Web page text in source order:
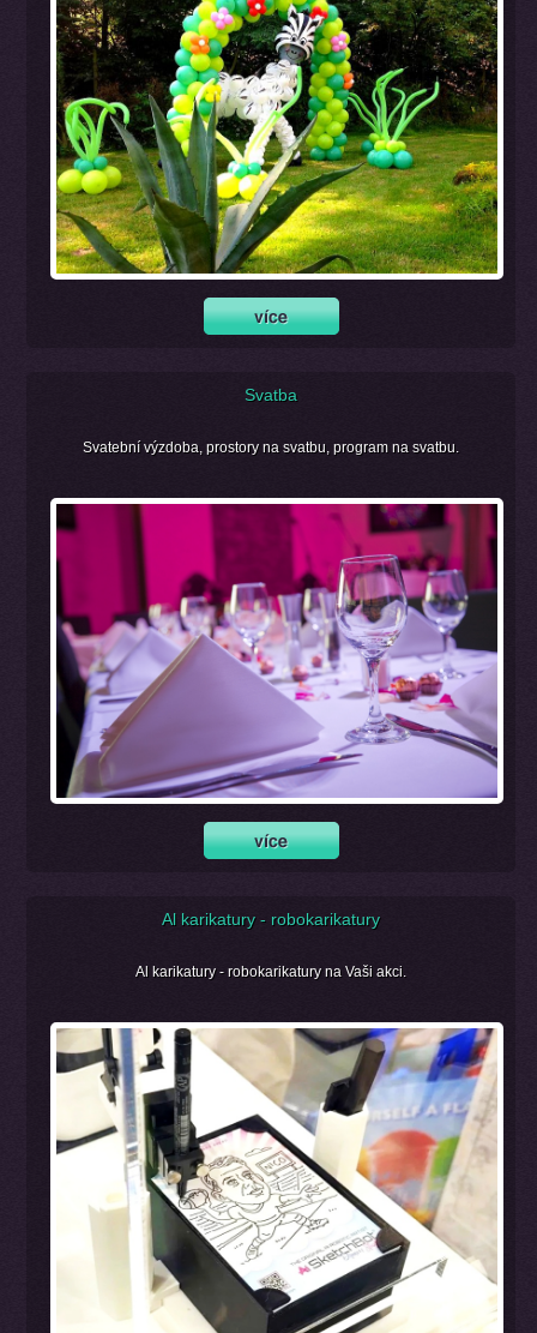
Svatba
Svatební výzdoba, prostory na svatbu, program na svatbu.
Al karikatury - robokarikatury
Al karikatury - robokarikatury na Vaši akci.